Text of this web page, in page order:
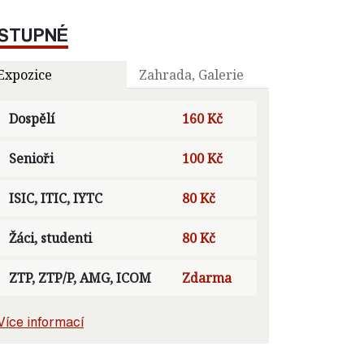
Zahrada, Galerie
Dospělí 160 Kč
Senioři 100 Kč
ISIC, ITIC, IYTC 80 Kč
Žáci, studenti 80 Kč
ZTP, ZTP/P, AMG, ICOM Zdarma
informací